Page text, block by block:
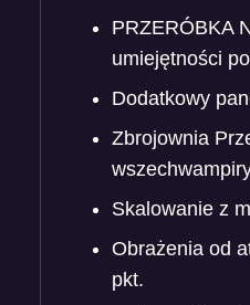
PRZERÓBKA
umiejętności
Dodatkowy
Zbrojownia
Skalowanie z
Obrażenia od
pkt.